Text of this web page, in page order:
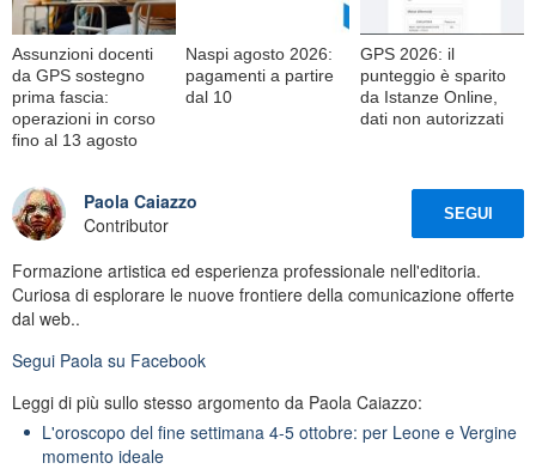
Assunzioni docenti
da GPS sostegno
prima fascia:
operazioni in corso
fino al 13 agosto
Naspi agosto 2026:
pagamenti a partire
dal 10
GPS 2026: il
punteggio è sparito
da Istanze Online,
dati non autorizzati
Paola Caiazzo
Contributor
SEGUI
Formazione artistica ed esperienza professionale nell'editoria.
Curiosa di esplorare le nuove frontiere della comunicazione offerte
dal web..
Segui Paola su Facebook
Leggi di più sullo stesso argomento da Paola Caiazzo:
L'oroscopo del fine settimana 4-5 ottobre: per Leone e Vergine
momento ideale